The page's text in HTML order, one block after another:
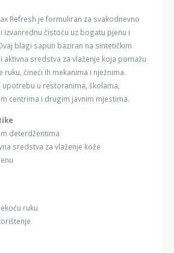
Refresh je formuliran za svakodnevno
izvanrednu čistoću uz bogatu pjenu i
blagi sapun baziran na sintetičkim
sredstva za vlaženje koja pomažu
ruku, čineći ih mekanima i nježnima.
upotrebu u restoranima, školama,
centrima i drugim javnim mjestima.
deterdžentima
sredstva za vlaženje kože
ruku